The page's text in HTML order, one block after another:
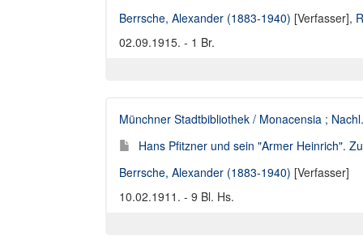
Berrsche, Alexander (1883-1940) [Verfasser],
02.09.1915. - 1 Br.
Münchner Stadtbibliothek / Monacensia ;
Hans Pfitzner und sein "Armer Heinrich".
Berrsche, Alexander (1883-1940) [Verfasser]
10.02.1911. - 9 Bl. Hs.